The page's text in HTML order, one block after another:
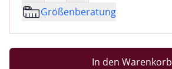
Größenberatung
In den Warenkorb